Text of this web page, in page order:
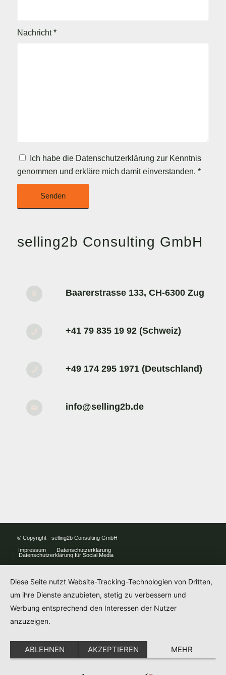
Nachricht*
Ich habe die Datenschutzerklärung zur Kenntnis
genommen und erkläre mich damit einverstanden. *
selling2b Consulting GmbH
Baarerstrasse 133, CH-6300 Zug
+41 79 835 19 92 (Schweiz)
+49 174 295 1971 (Deutschland)
info@selling2b.de
© Copyright - selling2b Consulting GmbH
Impressum
Datenschutzerklärung
Datenschutzerklärung für Social Media
Diese Seite nutzt Website-Tracking-Technologien von Dritten,
um ihre Dienste anzubieten, stetig zu verbessern und
Werbung entsprechend den Interessen der Nutzer
anzuzeigen.
ABLEHNEN AKZEPTIEREN MEHR